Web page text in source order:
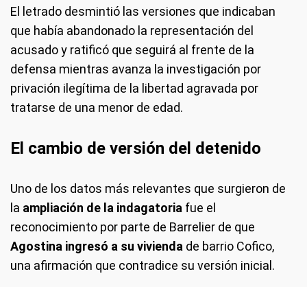
El letrado desmintió las versiones que indicaban
que había abandonado la representación del
acusado y ratificó que seguirá al frente de la
defensa mientras avanza la investigación por
privación ilegítima de la libertad agravada por
tratarse de una menor de edad.
El cambio de versión del detenido
Uno de los datos más relevantes que surgieron de
la ampliación de la indagatoria fue el
reconocimiento por parte de Barrelier de que
Agostina ingresó a su vivienda de barrio Cofico,
una afirmación que contradice su versión inicial.